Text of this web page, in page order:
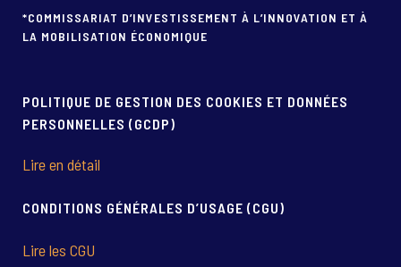
*COMMISSARIAT D’INVESTISSEMENT À L’INNOVATION ET À
LA MOBILISATION ÉCONOMIQUE
POLITIQUE DE GESTION DES COOKIES ET DONNÉES
PERSONNELLES (GCDP)
Lire en détail
CONDITIONS GÉNÉRALES D’USAGE (CGU)
Lire les CGU